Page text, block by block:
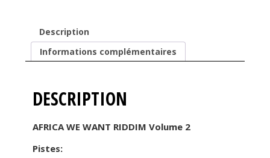
Description
Informations complémentaires
DESCRIPTION
AFRICA WE WANT RIDDIM Volume 2
Pistes: